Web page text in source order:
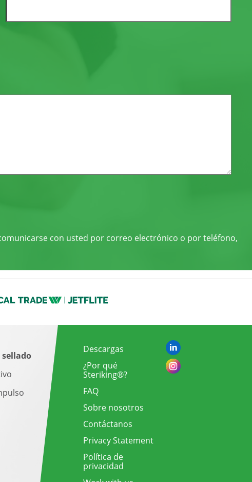
con usted por correo electrónico o por teléfono,
Descargas
¿Por qué
Steriking®?
FAQ
Sobre nosotros
Contáctanos
Privacy Statement
Política de
privacidad